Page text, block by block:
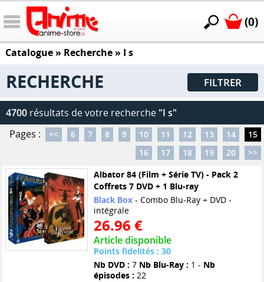
(0)
Catalogue» Recherche » I s
RECHERCHE FILTRER
4700 résultats de votre recherche "I s"
Pages :
<< 6 7 8 9 10 11 12 13 14
15
16
17 18 19 20
>>
Albator 84 (Film + Série TV) - Pack 2
Coffrets 7 DVD + 1 Blu-ray
Black Box- Combo Blu-Ray + DVD -
intégrale
26.96 €
Article disponible
Points fidelités : 30
Nb DVD : 7 Nb Blu-Ray : 1 - Nb
épisodes : 22